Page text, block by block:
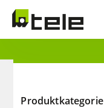
Produktkategorie